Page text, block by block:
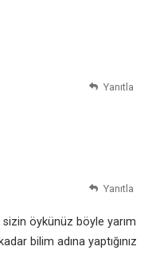
Yanıtla
öykünüz böyle yarım
bilim adına yaptığınız
Yanıtla